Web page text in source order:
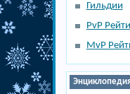
Гильдии
PvP
MvP